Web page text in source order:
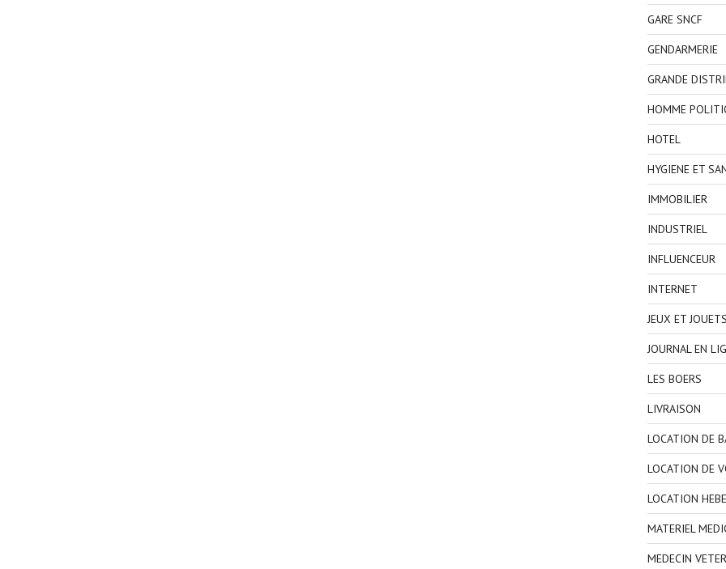
GARE SNCF
GENDARMERIE
GRANDE
HOMME
HOTEL
HYGIENE ET
IMMOBILIER
INDUSTRIEL
INFLUENCEUR
INTERNET
JEUX ET JOUETS
JOURNAL EN
LES BOERS
LIVRAISON
LOCATION DE
LOCATION DE
LOCATION
MATERIEL
MEDECIN